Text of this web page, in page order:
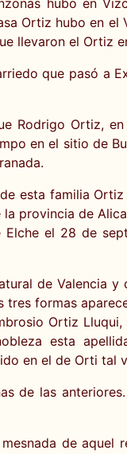
Ortiz hubo en
llevaron el Ortiz
que pasó a
Rodrigo Ortiz,
en el sitio de
esta familia
provincia de
el 28 de
de Valencia
formas
Ortiz
esta
en el de Orti tal
de las
de aquel